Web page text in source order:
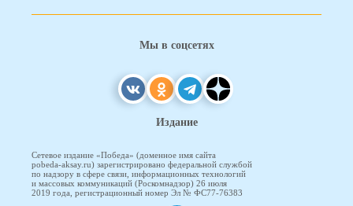
Мы в соцсетях
Издание
Сетевое издание «Победа» (доменное имя сайта
pobeda-aksay.ru) зарегистрировано федеральной службой
по надзору в сфере связи, информационных технологий
и массовых коммуникаций (Роскомнадзор) 26 июля
2019 года, регистрационный номер Эл № ФС77-76383